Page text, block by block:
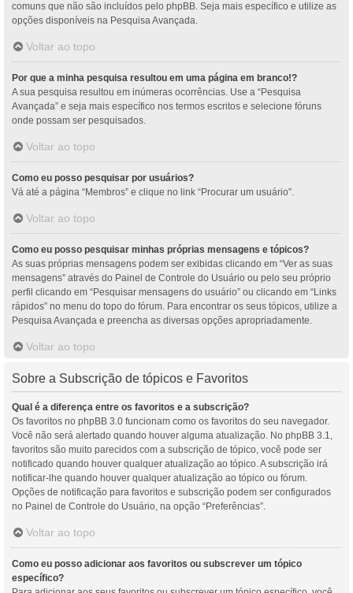
comuns que não são incluídos pelo phpBB. Seja mais específico e utilize as
opções disponíveis na Pesquisa Avançada.
Voltar ao topo
Por que a minha pesquisa resultou em uma página em branco!?
A sua pesquisa resultou em inúmeras ocorrências. Use a “Pesquisa
Avançada” e seja mais específico nos termos escritos e selecione fóruns
onde possam ser pesquisados.
Voltar ao topo
Como eu posso pesquisar por usuários?
Vá até a página “Membros” e clique no link “Procurar um usuário”.
Voltar ao topo
Como eu posso pesquisar minhas próprias mensagens e tópicos?
As suas próprias mensagens podem ser exibidas clicando em “Ver as suas
mensagens” através do Painel de Controle do Usuário ou pelo seu próprio
perfil clicando em “Pesquisar mensagens do usuário” ou clicando em “Links
rápidos” no menu do topo do fórum. Para encontrar os seus tópicos, utilize a
Pesquisa Avançada e preencha as diversas opções apropriadamente.
Voltar ao topo
Sobre a Subscrição de tópicos e Favoritos
Qual é a diferença entre os favoritos e a subscrição?
Os favoritos no phpBB 3.0 funcionam como os favoritos do seu navegador.
Você não será alertado quando houver alguma atualização. No phpBB 3.1,
favoritos são muito parecidos com a subscrição de tópico, você pode ser
notificado quando houver qualquer atualização ao tópico. A subscrição irá
notificar-lhe quando houver qualquer atualização ao tópico ou fórum.
Opções de notificação para favoritos e subscrição podem ser configurados
no Painel de Controle do Usuário, na opção “Preferências”.
Voltar ao topo
Como eu posso adicionar aos favoritos ou subscrever um tópico
específico?